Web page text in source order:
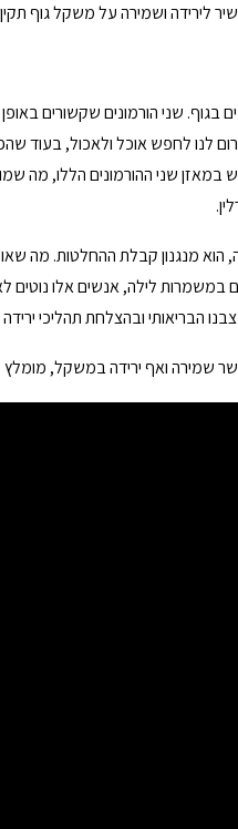
לירידה ושמירה על משקל גוף
שני הורמונים שקשורים
לנו לחפש אוכל ולאכול, בעוד
שני ההורמונים הללו, מה
מנגנון קבלת ההחלטות. מה
לילה, אנשים אלו נוטים
הבריאותי ובהצלחת תהליכי
ירידה במשקל, מומלץ לישון לפחות 7 שעות